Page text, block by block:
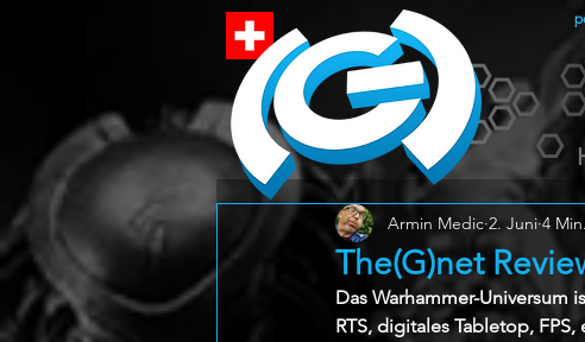
The(G)net
Armin Medic 2. Juni 4
Das Warhammer-Universum
RTS, digitales Tabletop,